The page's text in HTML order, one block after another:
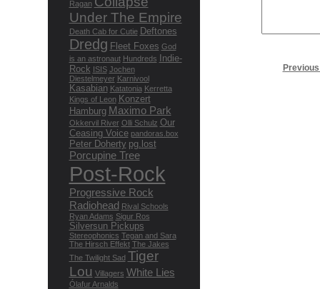
Ragan
Under The Empire
Death Cab for Cutie Deftones
Dredg Fleet Foxes God
is an astronaut Hundreds
Indie-
Rock ISIS Jochen
Diestelmeyer Karnivool
Kasabian Katatonia Kerretta
Kings of Leon Konzert
Hamburg Maximo Park
Okkervil River Olli Schulz Our
Ceasing Voice pandoras.box
Peter Doherty pg.lost
Porcupine Tree
Post-Rock
Progressive Rock
Radiohead Rival Schools
Ryan Adams Sigur Ros
Silversun Pickups
Stereophonics Tegan and Sara
The Hirsch Effekt The Jakes
The Twilight Sad Tiger
Lou Villagers White Lies
Ólafur Arnalds